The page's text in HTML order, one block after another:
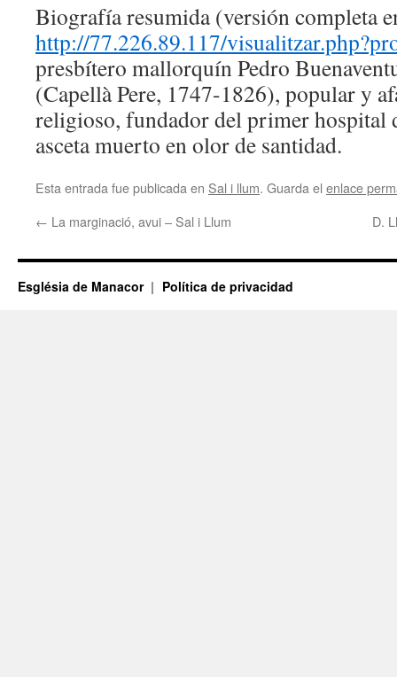
Biografía resumida (versión completa
http://77.226.89.117/
presbítero mallorquín Pedro
(Capellà Pere, 1747-1826), popular y
religioso, fundador del primer hospital
asceta muerto en olor de santidad.
Esta entrada fue publicada en Sal i llum. Guarda el enlace
← La marginació, avui – Sal i Llum D.
Església de Manacor Política de privacidad